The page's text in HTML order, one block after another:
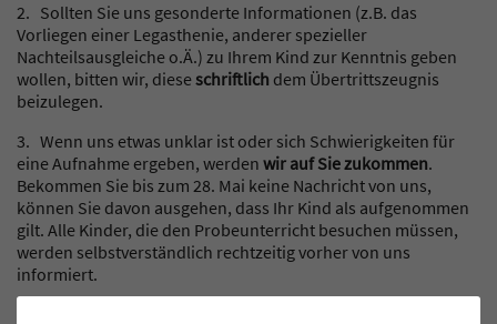
2. Sollten Sie uns gesonderte Informationen (z.B. das
Vorliegen einer Legasthenie, anderer spezieller
Nachteilsausgleiche o.Ä.) zu Ihrem Kind zur Kenntnis geben
wollen, bitten wir, dieseschriftlich dem Übertrittszeugnis
beizulegen.
3. Wenn uns etwas unklar ist oder sich Schwierigkeiten für
eine Aufnahme ergeben, werden wir auf Sie zukommen.
Bekommen Sie bis zum 28. Mai keine Nachricht von uns,
können Sie davon ausgehen, dass Ihr Kind als aufgenommen
gilt. Alle Kinder, die den Probeunterricht besuchen müssen,
werden selbstverständlich rechtzeitig vorher von uns
informiert.